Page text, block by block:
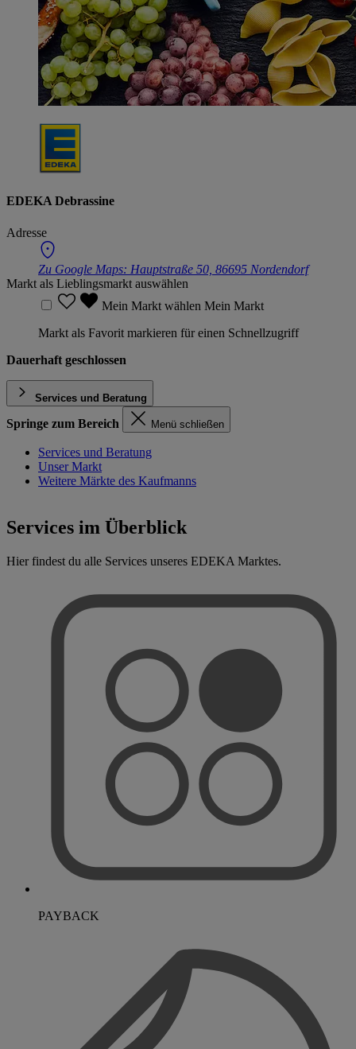
EDEKA Debrassine
Adresse
Zu Google Maps: Hauptstraße 50, 86695 Nordendorf
Markt als Lieblingsmarkt auswählen
Mein Markt wählen Mein Markt
Markt als Favorit markieren für einen Schnellzugriff
Dauerhaft geschlossen
Services und Beratung
Springe zum Bereich Menü schließen
Services und Beratung
Unser Markt
Weitere Märkte des Kaufmanns
Services im Überblick
Hier findest du alle Services unseres EDEKA Marktes.
PAYBACK